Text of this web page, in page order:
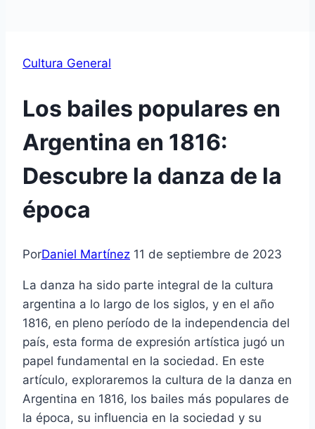
Cultura General
Los bailes populares en
Argentina en 1816:
Descubre la danza de la
época
PorDaniel Martínez 11 de septiembre de 2023
La danza ha sido parte integral de la cultura
argentina a lo largo de los siglos, y en el año
1816, en pleno período de la independencia del
país, esta forma de expresión artística jugó un
papel fundamental en la sociedad. En este
artículo, exploraremos la cultura de la danza en
Argentina en 1816, los bailes más populares de
la época, su influencia en la sociedad y su